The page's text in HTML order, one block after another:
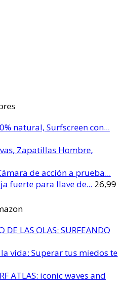
natural, Surfscreen con...
Zapatillas Hombre,
de acción a prueba...
fuerte para llave de... 26,99
DE LAS OLAS: SURFEANDO
vida: Superar tus miedos te
ATLAS: iconic waves and